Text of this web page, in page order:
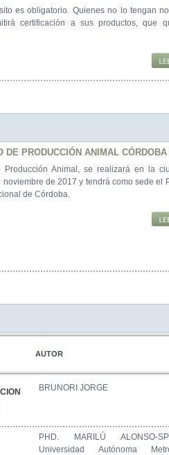
es obligatorio. Quienes no lo tengan
certificación a sus productos, que
DE PRODUCCIÓN ANIMAL CÓRDOBA
Producción Animal, se realizará en la
de 2017 y tendrá como sede el
de Córdoba.
AUTOR
BRUNORI JORGE
PHD. MARILÚ ALONSO-
Universidad Autónoma